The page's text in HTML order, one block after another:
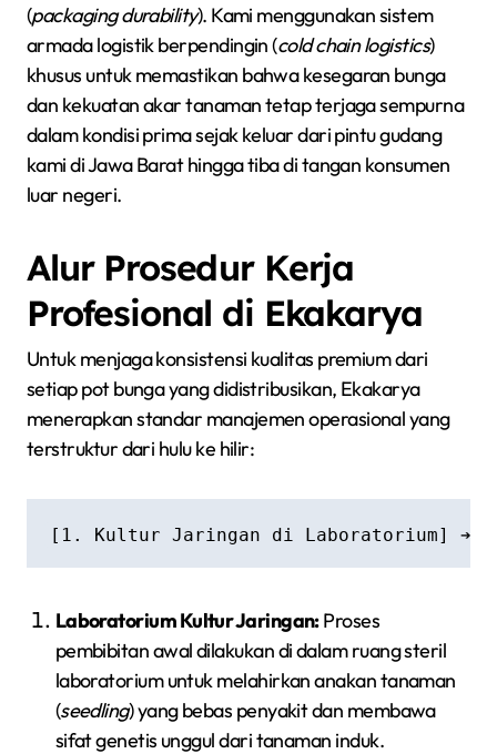
(packaging durability). Kami menggunakan sistem
armada logistik berpendingin (cold chain logistics)
khusus untuk memastikan bahwa kesegaran bunga
dan kekuatan akar tanaman tetap terjaga sempurna
dalam kondisi prima sejak keluar dari pintu gudang
kami di Jawa Barat hingga tiba di tangan konsumen
luar negeri.
Alur Prosedur Kerja
Profesional di Ekakarya
Untuk menjaga konsistensi kualitas premium dari
setiap pot bunga yang didistribusikan, Ekakarya
menerapkan standar manajemen operasional yang
terstruktur dari hulu ke hilir:
Laboratorium Kultur Jaringan:Proses
pembibitan awal dilakukan di dalam ruang steril
laboratorium untuk melahirkan anakan tanaman
(seedling) yang bebas penyakit dan membawa
sifat genetis unggul dari tanaman induk.